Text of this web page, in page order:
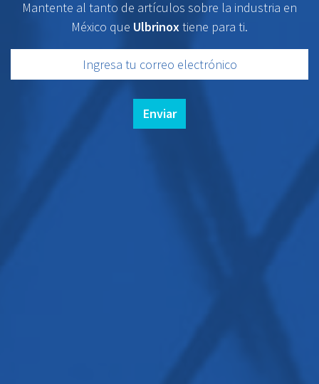
Mantente al tanto de artículos sobre la industria en
México que Ulbrinoxtiene para ti.
Enviar